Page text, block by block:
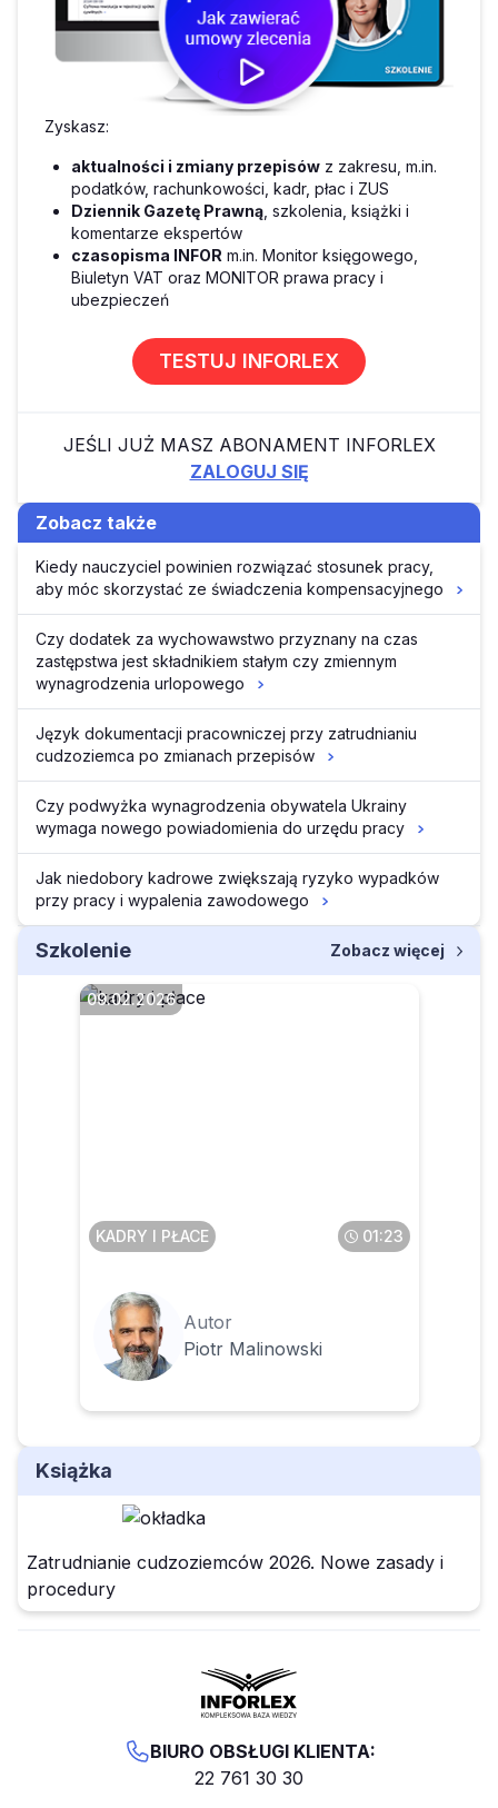
Zyskasz:
aktualności i zmiany przepisów z zakresu, m.in.
podatków, rachunkowości, kadr, płac i ZUS
Dziennik Gazetę Prawną , szkolenia, książki i
komentarze ekspertów
czasopisma INFOR m.in. Monitor księgowego,
Biuletyn VAT oraz MONITOR prawa pracy i
ubezpieczeń
TESTUJ INFORLEX
JEŚLI JUŻ MASZ ABONAMENT INFORLEX
ZALOGUJ SIĘ
Zobacz także
Kiedy nauczyciel powinien rozwiązać stosunek pracy,
aby móc skorzystać ze świadczenia kompensacyjnego
Czy dodatek za wychowawstwo przyznany na czas
zastępstwa jest składnikiem stałym czy zmiennym
wynagrodzenia urlopowego
Język dokumentacji pracowniczej przy zatrudnianiu
cudzoziemca po zmianach przepisów
Czy podwyżka wynagrodzenia obywatela Ukrainy
wymaga nowego powiadomienia do urzędu pracy
Jak niedobory kadrowe zwiększają ryzyko wypadków
przy pracy i wypalenia zawodowego
Szkolenie Zobacz więcej
09.02.2026
KADRY I PŁACE 01:23
Autor
Piotr Malinowski
Książka
Zatrudnianie cudzoziemców 2026. Nowe zasady i
procedury
BIURO OBSŁUGI KLIENTA:
22 761 30 30